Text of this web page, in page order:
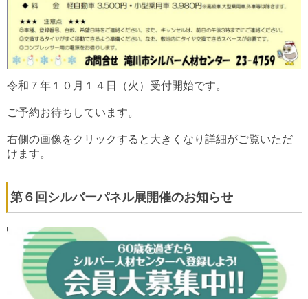
令和７年１０月１４日（火）受付開始です。
ご予約お待ちしています。
右側の画像をクリックすると大きくなり詳細がご覧いただ
けます。
第６回シルバーパネル展開催のお知らせ